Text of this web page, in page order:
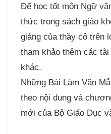
Để học tốt môn Ngữ
thức trong sách giáo
giảng của thầy cô trên
tham khảo thêm các
khác.
Những Bài Làm Văn
theo nội dung và
mới của Bộ Giáo Dục